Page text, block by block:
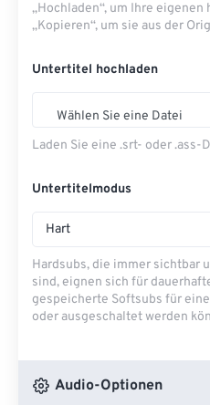
„Hochladen“, um Ihre
„Kopieren“, um sie aus der
Untertitel hochladen
Wählen Sie eine Datei
Laden Sie eine .srt- oder .ass-
Untertitelmodus
Hart
Hardsubs, die immer sichtbar
sind, eignen sich für
gespeicherte Softsubs für
oder ausgeschaltet werden
Audio-Optionen